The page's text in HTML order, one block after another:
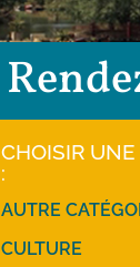
CHOISIR
:
AUTRE
CULTURE